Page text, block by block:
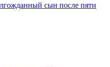
сын после пяти